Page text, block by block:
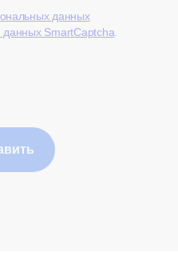
данных
данных SmartCaptcha